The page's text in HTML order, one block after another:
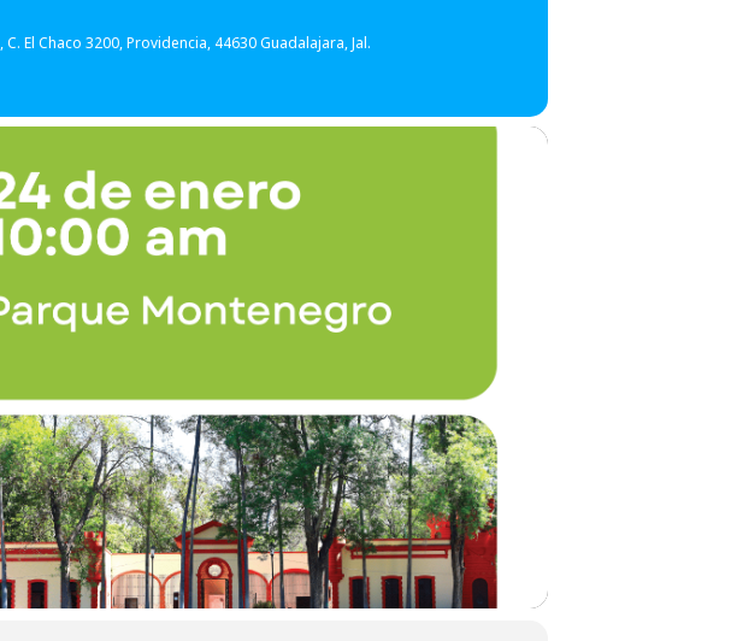
, C. El Chaco 3200, Providencia, 44630 Guadalajara, Jal.